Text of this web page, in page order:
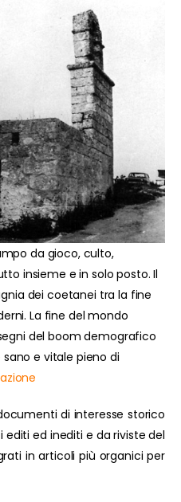
da gioco, culto,
insieme e in solo posto. Il
dei coetanei tra la fine
La fine del mondo
del boom demografico
e vitale pieno di
di interesse storico
ed inediti e da riviste del
in articoli più organici per